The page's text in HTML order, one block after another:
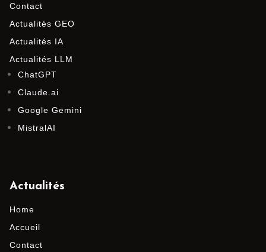
Contact
Actualités GEO
Actualités IA
Actualités LLM
ChatGPT
Claude.ai
Google Gemini
MistralAI
Actualités
Home
Accueil
Contact